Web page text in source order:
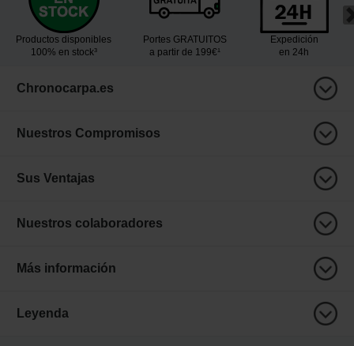
Productos disponibles
100% en stock³
Portes GRATUITOS
a partir de 199€¹
Expedición
en 24h
Chronocarpa.es
Nuestros Compromisos
Sus Ventajas
Nuestros colaboradores
Más información
Leyenda